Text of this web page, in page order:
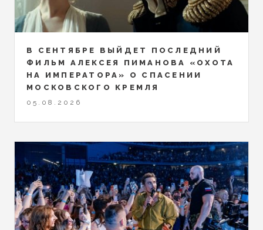
В СЕНТЯБРЕ ВЫЙДЕТ ПОСЛЕДНИЙ
ФИЛЬМ АЛЕКСЕЯ ПИМАНОВА «ОХОТА
НА ИМПЕРАТОРА» О СПАСЕНИИ
МОСКОВСКОГО КРЕМЛЯ
05.08.2026